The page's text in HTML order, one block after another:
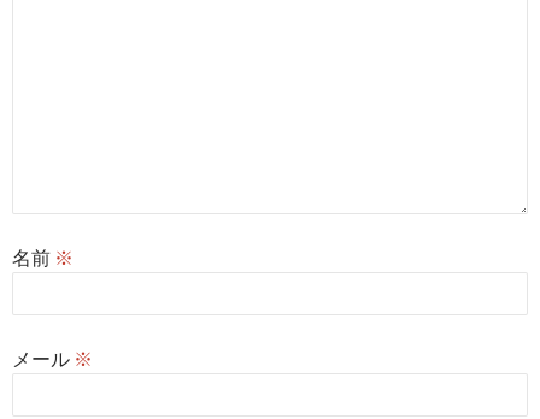
名前 ※
メール ※